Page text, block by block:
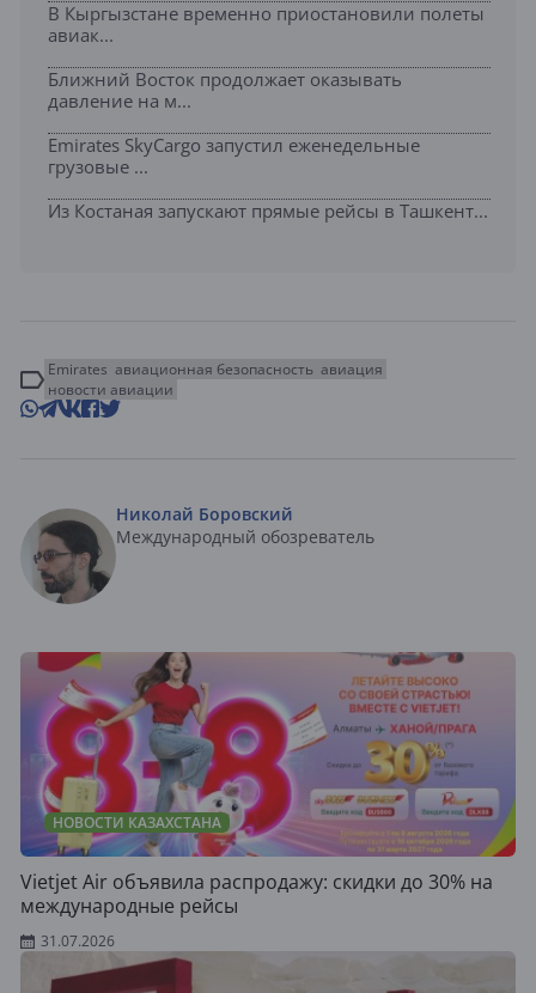
В Кыргызстане временно приостановили полеты
авиак...
Ближний Восток продолжает оказывать
давление на м...
Emirates SkyCargo запустил еженедельные
грузовые ...
Из Костаная запускают прямые рейсы в Ташкент...
Emirates авиационная безопасность авиация
новости авиации
Николай Боровский
Международный обозреватель
НОВОСТИ КАЗАХСТАНА
Vietjet Air объявила распродажу: скидки до 30% на
международные рейсы
31.07.2026